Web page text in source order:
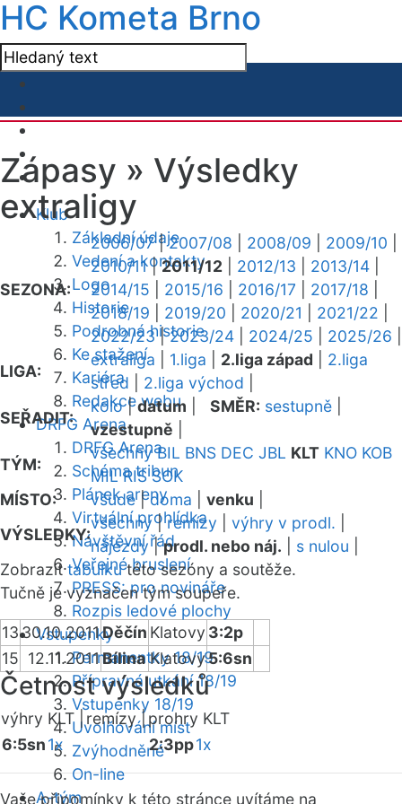
HC Kometa Brno
Klub
Základní údaje
Vedení a kontakty
Logo
Historie
Podrobná historie
Ke stažení
Kariéra
Redakce webu
DRFG Arena
DRFG Arena
Schéma tribun
Plánek areny
Virtuální prohlídka
Návštěvní řád
Veřejné bruslení
PRESS: pro novináře
Rozpis ledové plochy
Vstupenky
Permanentky 18/19
Přípravná utkání 18/19
Vstupenky 18/19
Uvolňování míst
Zvýhodněné
On-line
A-tým
Zápasy » Výsledky
extraligy
SEZONA:
2006/07|2007/08 2008/09 2009/10
2010/11|2011/12 2012/13 2013/14
2014/15
2015/16 2016/17 2017/18
2018/19
2019/20 2020/21 2021/22
2022/23|2023/24 2024/25 2025/26
LIGA:
extraliga 1.liga 2.liga západ
2.liga
střed
2.liga východ
SEŘADIT:
kolo|datum SMĚR: sestupně
vzestupně
TÝM:
všechny BIL BNS DEC JBL KLT KNO KOB
MIL RIS SOK
MÍSTO:
všude|doma venku
VÝSLEDKY:
všechny|remízy výhry v prodl.
nájezdy|prodl. nebo náj. s nulou
Zobrazittabulkutéto sezóny a soutěže.
Tučně je vyznačen tým soupeře.
1330.10.2011Děčín Klatovy 3:2p
15 12.11.2011Bílina Klatovy5:6sn
Četnost výsledků
výhry KLT | remízy |prohry KLT
6:5sn1x 2:3pp1x
Vaše připomínky k této stránce uvítáme na